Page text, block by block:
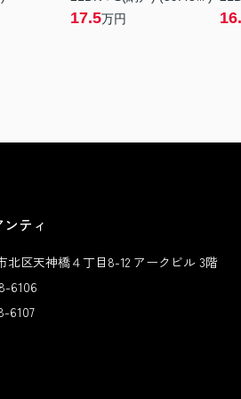
17.5万円
ティ
北区天神橋４丁目8-12 アークビル 3階
6106
6107